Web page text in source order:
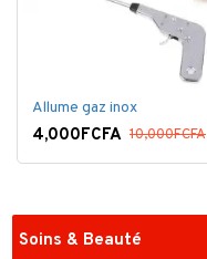
Allume gaz inox
4,000FCFA 10,000FCFA
Soins & Beauté